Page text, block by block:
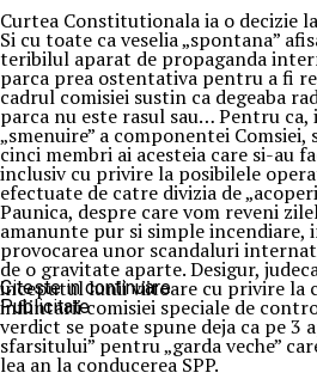
Curtea Constitutionala ia o decizie
Si cu toate ca veselia „spontana”
teribilul aparat de propaganda
parca prea ostentativa pentru a fi
cadrul comisiei sustin ca degeaba
parca nu este rasul sau… Pentru
„smenuire” a componentei
cinci membri ai acesteia care si-au
inclusiv cu privire la posibilele
efectuate de catre divizia de
Paunica, despre care vom reveni
amanunte pur si simple incendiare,
provocarea unor scandaluri
de o gravitate aparte. Desigur,
inceputul lunii viitoare cu privire la
infiintarii comisiei speciale de
verdict se poate spune deja ca pe 3
sfarsitului” pentru „garda veche”
lea an la conducerea SPP.
Citeste in continuare
Publicitate